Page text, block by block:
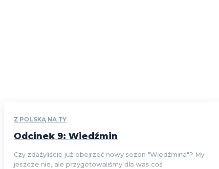
Z POLSKĄ NA TY
Odcinek 9: Wiedźmin
Czy zdążyliście już obejrzeć nowy sezon "Wiedźmina"? My
jeszcze nie, ale przygotowaliśmy dla was coś